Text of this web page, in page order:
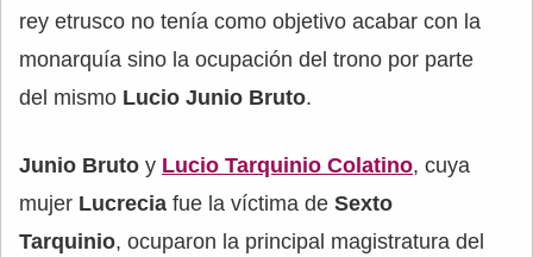
rey etrusco no tenía como objetivo acabar con la
monarquía sino la ocupación del trono por parte
del mismo Lucio Junio Bruto.
Junio Bruto y Lucio Tarquinio Colatino, cuya
mujer Lucrecia fue la víctima de Sexto
Tarquinio, ocuparon la principal magistratura del